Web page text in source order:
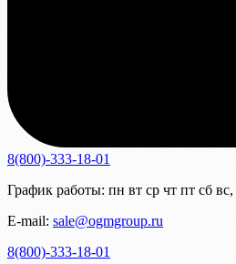
8(800)-333-18-01
График работы: пн вт ср чт пт сб вс,
E-mail: sale@ogmgroup.ru
8(800)-333-18-01